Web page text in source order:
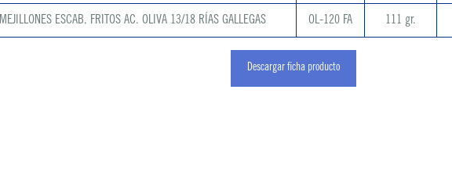
MEJILLONES ESCAB. FRITOS AC. OLIVA 13/18 RÍAS GALLEGAS OL-120 FA 111 gr.
Descargar ficha producto